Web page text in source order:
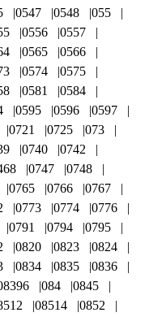
0547 0548
055
0556
0557
0565
0566
0574
0575
0581
0584
0595 0596
0597
0721 0725
073
0740
0742
0747
0748
0765 0766
0767
0773 0774
0776
0791 0794
0795
0820 0823
0824
0834 0835
0836
084
0845
08514
0852